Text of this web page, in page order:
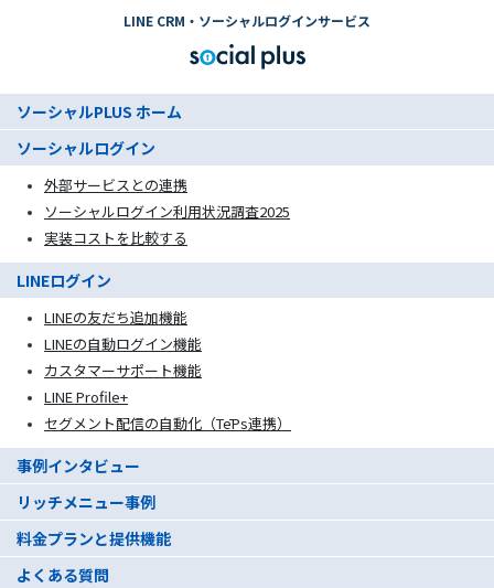
LINE CRM・ソーシャルログインサービス
ソーシャルPLUS ホーム
ソーシャルログイン
外部サービスとの連携
ソーシャルログイン利用状況調査2025
実装コストを比較する
LINEログイン
LINEの友だち追加機能
LINEの自動ログイン機能
カスタマーサポート機能
LINE Profile+
セグメント配信の自動化（TēPs連携）
事例インタビュー
リッチメニュー事例
料金プランと提供機能
よくある質問